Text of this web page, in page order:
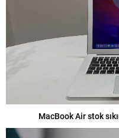
MacBook Air stok